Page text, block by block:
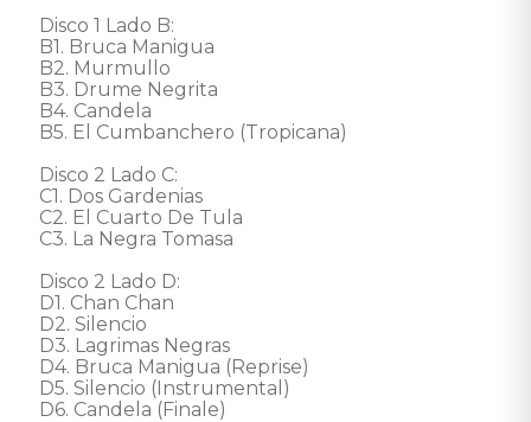
Disco 1 Lado B:
B1. Bruca Manigua
B2. Murmullo
B3. Drume Negrita
B4. Candela
B5. El Cumbanchero (Tropicana)
Disco 2 Lado C:
C1. Dos Gardenias
C2. El Cuarto De Tula
C3. La Negra Tomasa
Disco 2 Lado D:
D1. Chan Chan
D2. Silencio
D3. Lagrimas Negras
D4. Bruca Manigua (Reprise)
D5. Silencio (Instrumental)
D6. Candela (Finale)